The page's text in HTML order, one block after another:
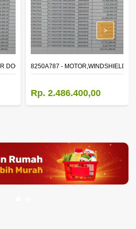
DOOR WINDOW,RH
8250A787 - MOTOR,WINDSHIELD
Rp. 2.486.400,00
>